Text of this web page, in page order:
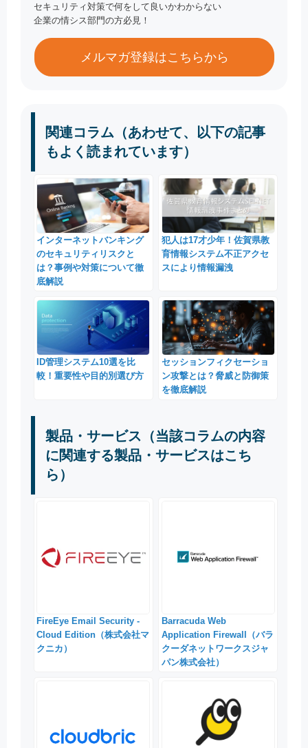
セキュリティ対策で何をして良いかわからない
企業の情シス部門の方必見！
メルマガ登録はこちらから
関連コラム（あわせて、以下の記事
もよく読まれています）
インターネットバンキング
のセキュリティリスクと
は？事例や対策について徹
底解説
犯人は17才少年！佐賀県教
育情報システム不正アクセ
スにより情報漏洩
ID管理システム10選を比
較！重要性や目的別選び方
セッションフィクセーショ
ン攻撃とは？脅威と防御策
を徹底解説
製品・サービス（当該コラムの内容
に関連する製品・サービスはこち
ら）
FireEye Email Security -
Cloud Edition（株式会社マ
クニカ）
Barracuda Web
Application Firewall（バラ
クーダネットワークスジャ
パン株式会社）